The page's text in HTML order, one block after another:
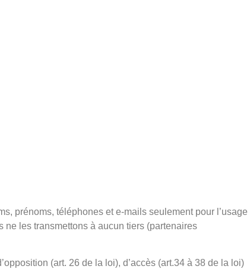
prénoms, téléphones et e-mails seulement pour l’usage
les transmettons à aucun tiers (partenaires
(art. 26 de la loi), d’accès (art.34 à 38 de la loi)